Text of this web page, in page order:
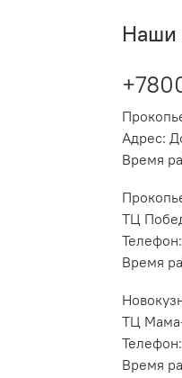
Наши
Адрес:
Время
ТЦ
Время
ТЦ
Время